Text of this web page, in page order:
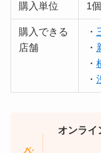
購入単位 1
購入できる
店舗
・
・
・
・
オンライ